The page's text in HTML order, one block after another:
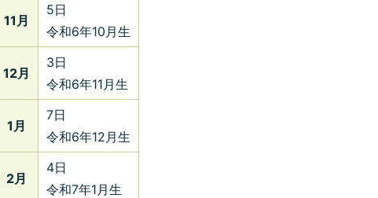
11月
5日
令和6年10月生
12月
3日
令和6年11月生
1月
7日
令和6年12月生
2月
4日
令和7年1月生